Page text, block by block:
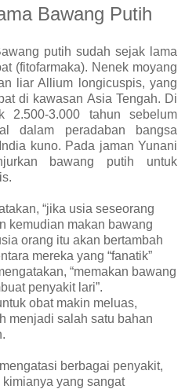
Bawang Putih
putih sudah sejak lama
(fitofarmaka). Nenek moyang
liar Allium longicuspis, yang
di kawasan Asia Tengah. Di
2.500-3.000 tahun sebelum
dalam peradaban bangsa
kuno. Pada jaman Yunani
bawang putih untuk
“jika usia seseorang
kemudian makan bawang
orang itu akan bertambah
mereka yang “fanatik”
“memakan bawang
penyakit lari”.
obat makin meluas,
menjadi salah satu bahan
berbagai penyakit,
yang sangat